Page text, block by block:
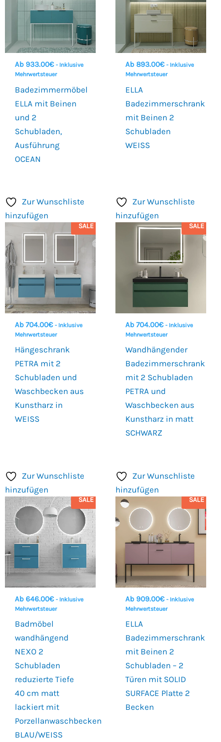
Ab 933.00€ - Inklusive
Mehrwertsteuer
Badezimmermöbel
ELLA mit Beinen
und 2
Schubladen,
Ausführung
OCEAN
Ab 893.00€ - Inklusive
Mehrwertsteuer
ELLA
Badezimmerschrank
mit Beinen 2
Schubladen
WEISS
Zur Wunschliste
hinzufügen
SALE
Ab 704.00€ - Inklusive
Mehrwertsteuer
Hängeschrank
PETRA mit 2
Schubladen und
Waschbecken aus
Kunstharz in
WEISS
Zur Wunschliste
hinzufügen
SALE
Ab 704.00€ - Inklusive
Mehrwertsteuer
Wandhängender
Badezimmerschrank
mit 2 Schubladen
PETRA und
Waschbecken aus
Kunstharz in matt
SCHWARZ
Zur Wunschliste
hinzufügen
SALE
Ab 646.00€ - Inklusive
Mehrwertsteuer
Badmöbel
wandhängend
NEXO 2
Schubladen
reduzierte Tiefe
40 cm matt
lackiert mit
Porzellanwaschbecken
BLAU/WEISS
Zur Wunschliste
hinzufügen
SALE
Ab 909.00€ - Inklusive
Mehrwertsteuer
ELLA
Badezimmerschrank
mit Beinen 2
Schubladen – 2
Türen mit SOLID
SURFACE Platte 2
Becken